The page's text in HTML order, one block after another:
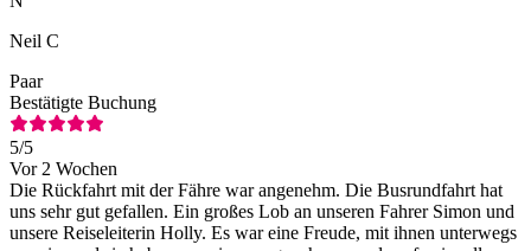
Neil C
Paar
Bestätigte Buchung
5/5
Vor 2 Wochen
Die Rückfahrt mit der Fähre war angenehm. Die Busrundfahrt hat
uns sehr gut gefallen. Ein großes Lob an unseren Fahrer Simon und
unsere Reiseleiterin Holly. Es war eine Freude, mit ihnen unterwegs